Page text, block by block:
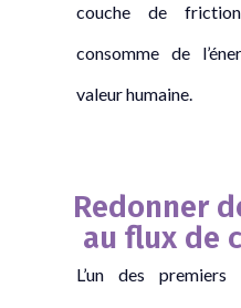
couche de
consomme de
valeur humaine.
Redonner
au flux de
L’un des